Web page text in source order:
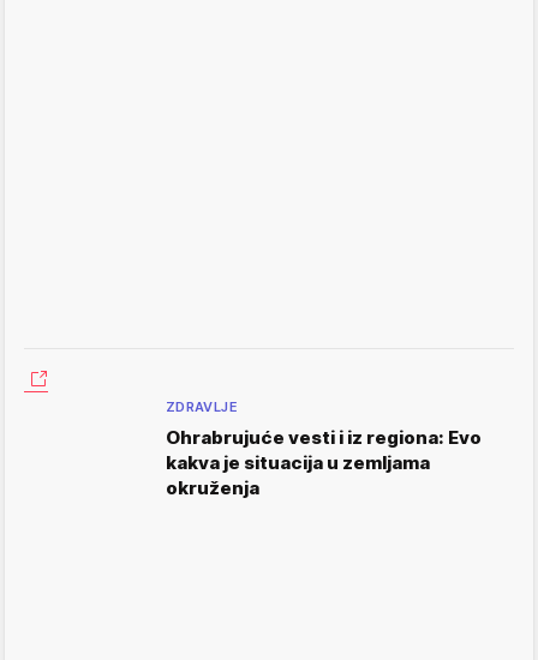
ZDRAVLJE
Ohrabrujuće vesti i iz regiona: Evo
kakva je situacija u zemljama
okruženja